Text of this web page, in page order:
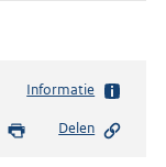
Informatie
Delen